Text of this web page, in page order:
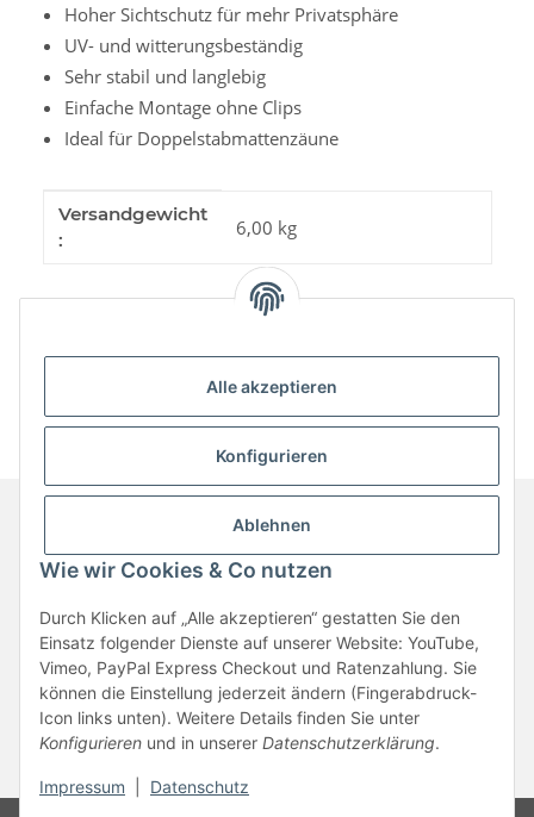
Alle akzeptieren
Konfigurieren
Ablehnen
Wie wir Cookies & Co nutzen
Durch Klicken auf „Alle akzeptieren“ gestatten Sie den
Einsatz folgender Dienste auf unserer Website: YouTube,
Vimeo, PayPal Express Checkout und Ratenzahlung. Sie
können die Einstellung jederzeit ändern (Fingerabdruck-
Icon links unten). Weitere Details finden Sie unter
Konfigurieren und in unserer Datenschutzerklärung.
Impressum Datenschutz
Hoher Sichtschutz für mehr Privatsphäre
UV- und witterungsbeständig
Sehr stabil und langlebig
Einfache Montage ohne Clips
Ideal für Doppelstabmattenzäune
Produkteigenschaft
Wert
Versandgewicht
:
6,00 kg
Informationen
Gesetzliche Informationen
Vertrag widerrufen